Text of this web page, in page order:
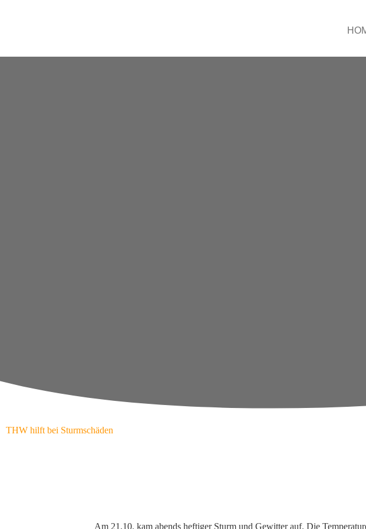
THW hilft bei Sturmschäden
Am 21.10. kam abends heftiger Sturm und Gewitter auf. Die